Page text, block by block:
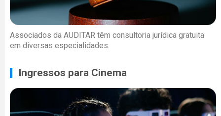
Associados da AUDITAR têm consultoria jurídica gratuita
em diversas especialidades.
Ingressos para Cinema